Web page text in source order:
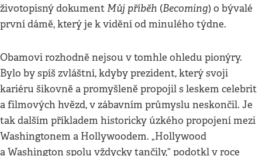
životopisný dokumentMůj příběh (Becoming) o bývalé
první dámě, který je k vidění od minulého týdne.
Obamovi rozhodně nejsou v tomhle ohledu pionýry.
Bylo by spíš zvláštní, kdyby prezident, který svoji
kariéru šikovně a promyšleně propojil s leskem celebrit
a filmových hvězd, v zábavním průmyslu neskončil. Je
tak dalším příkladem historicky úzkého propojení mezi
Washingtonem a Hollywoodem. „Hollywood
a Washington spolu vždycky tančily,“ podotkl v roce